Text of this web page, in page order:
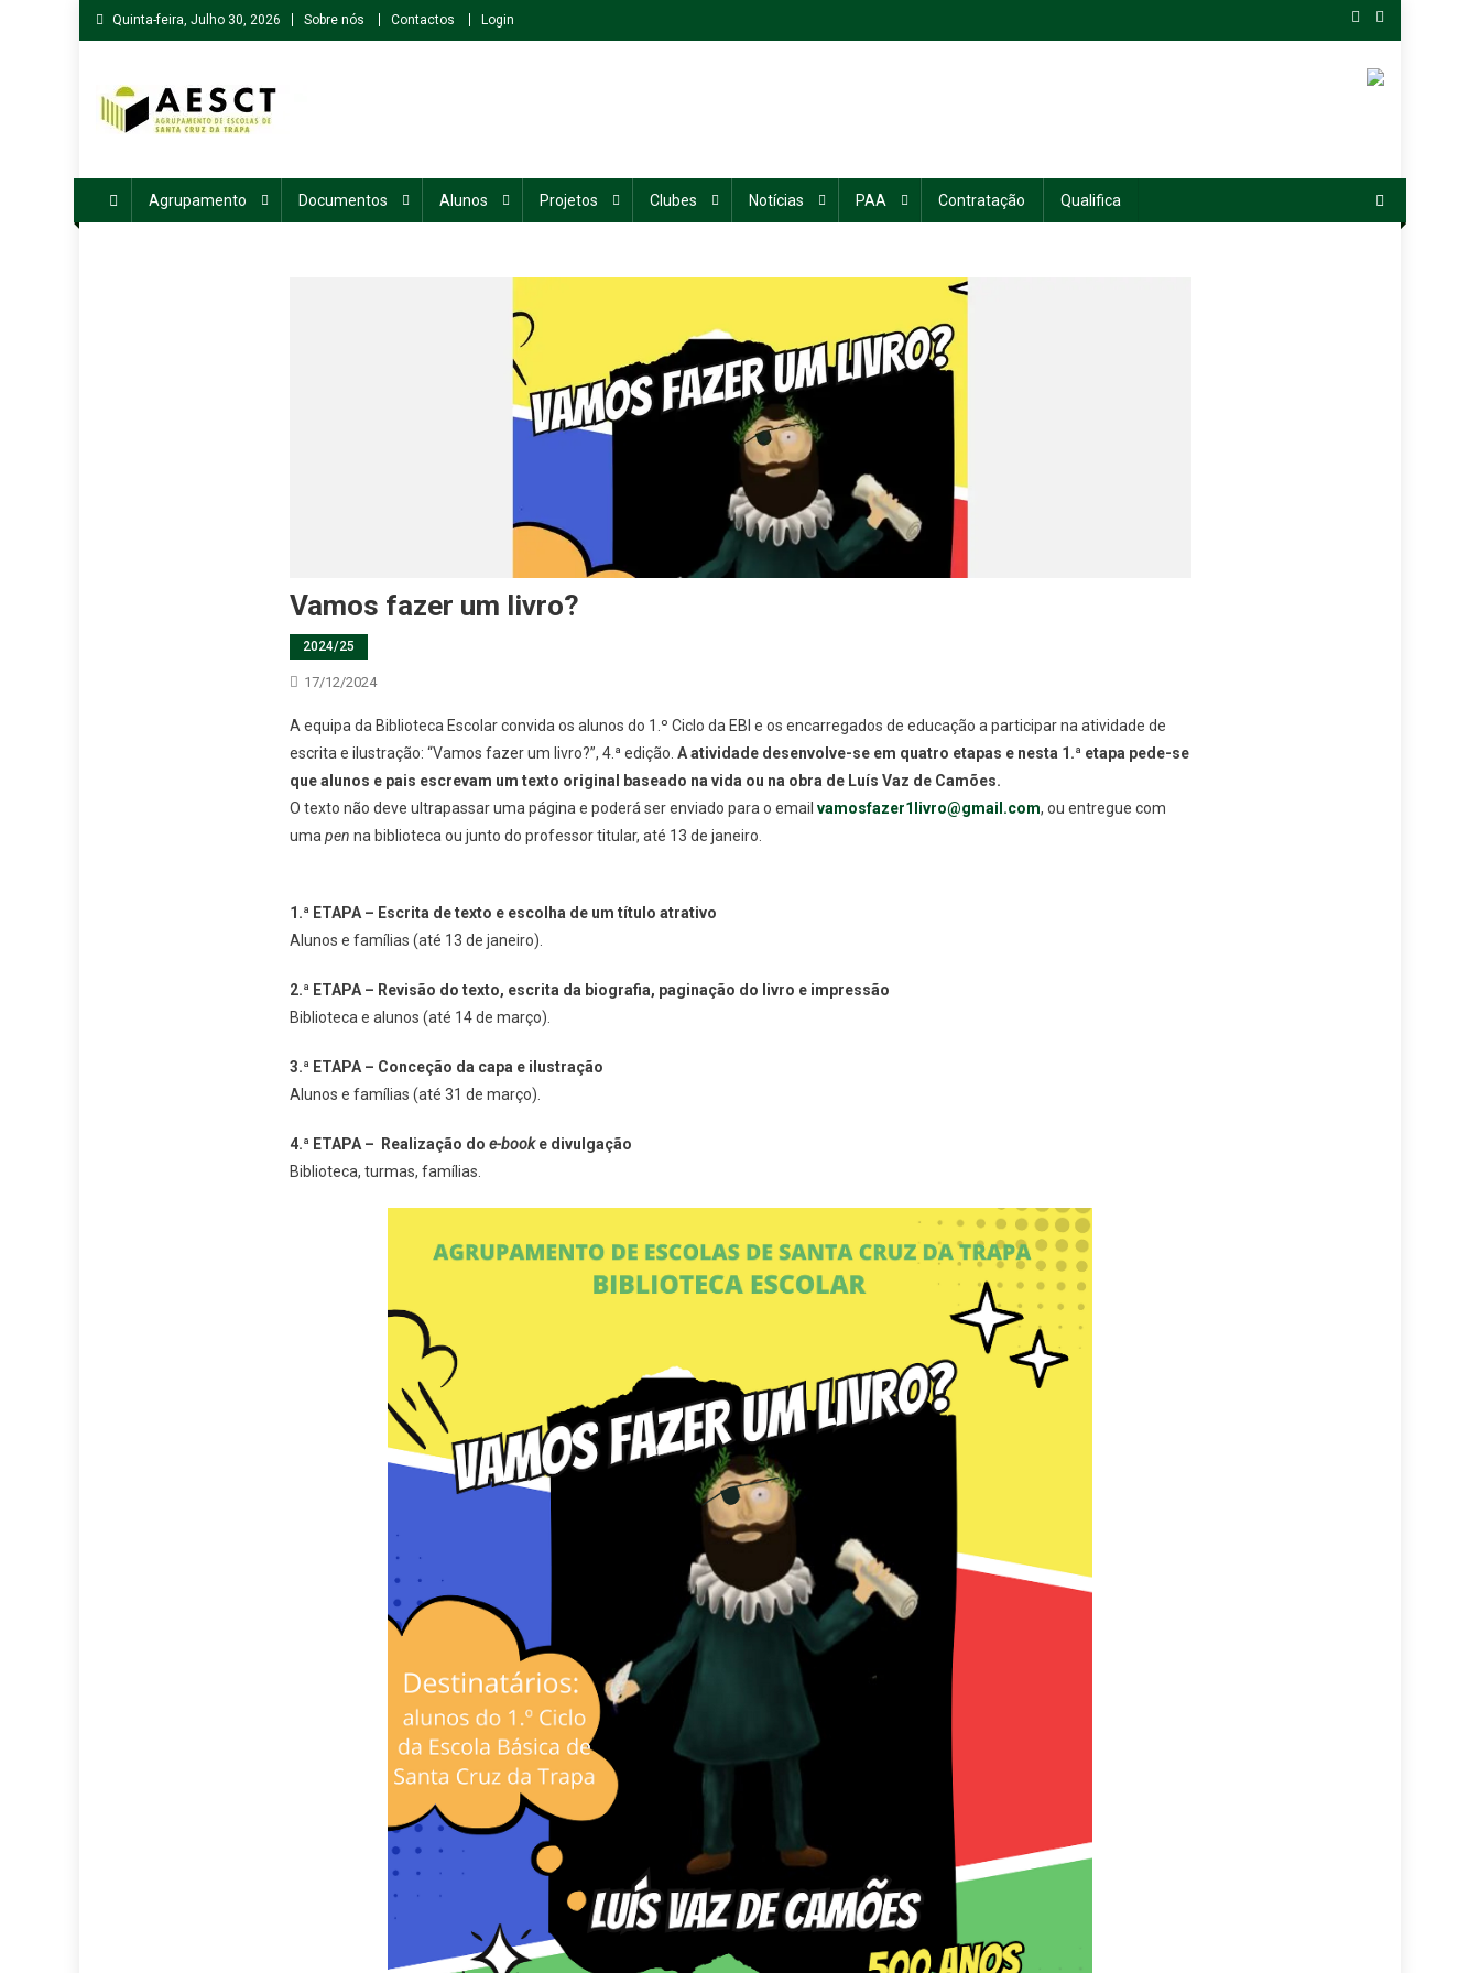
Skip
to
Quinta-feira, Julho 30, 2026 Sobre nós Contactos Login
Agrupamento Documentos Alunos Projetos Clubes Notícias PAA Contratação Qualifica
Vamos fazer um livro?
2024/25
17/12/2024
A equipa da Biblioteca Escolar convida os alunos do 1.º Ciclo da EBI e os encarregados de educação a participar na atividade de
escrita e ilustração: “Vamos fazer um livro?”, 4.ª edição. A atividade desenvolve-se em quatro etapas e nesta 1.ª etapa pede-se
que alunos e pais escrevam um texto original baseado na vida ou na obra de Luís Vaz de Camões.
O texto não deve ultrapassar uma página e poderá ser enviado para o email vamosfazer1livro@gmail.com, ou entregue com
uma pen na biblioteca ou junto do professor titular, até 13 de janeiro.
1.ª ETAPA – Escrita de texto e escolha de um título atrativo
Alunos e famílias (até 13 de janeiro).
2.ª ETAPA – Revisão do texto, escrita da biografia, paginação do livro e impressão
Biblioteca e alunos (até 14 de março).
3.ª ETAPA – Conceção da capa e ilustração
Alunos e famílias (até 31 de março).
4.ª ETAPA – Realização do e-booke divulgação
Biblioteca, turmas, famílias.